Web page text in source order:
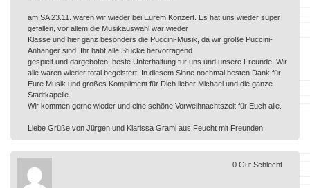
am SA 23.11. waren wir wieder bei Eurem Konzert. Es hat uns wieder super
gefallen, vor allem die Musikauswahl war wieder
Klasse und hier ganz besonders die Puccini-Musik, da wir große Puccini-
Anhänger sind. Ihr habt alle Stücke hervorragend
gespielt und dargeboten, beste Unterhaltung für uns und unsere Freunde. Wir
alle waren wieder total begeistert. In diesem Sinne nochmal besten Dank für
Eure Musik und großes Kompliment für Dich lieber Michael und die ganze
Stadtkapelle.
Wir kommen gerne wieder und eine schöne Vorweihnachtszeit für Euch alle.
Liebe Grüße von Jürgen und Klarissa Graml aus Feucht mit Freunden.
0 Gut Schlecht